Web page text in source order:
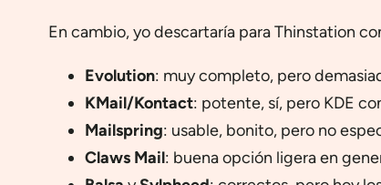
En cambio, yo descartaría para Thinstation
Evolution: muy completo, pero
KMail/Kontact: potente, sí, pero KDE
Mailspring: usable, bonito, pero no
Claws Mail: buena opción ligera en